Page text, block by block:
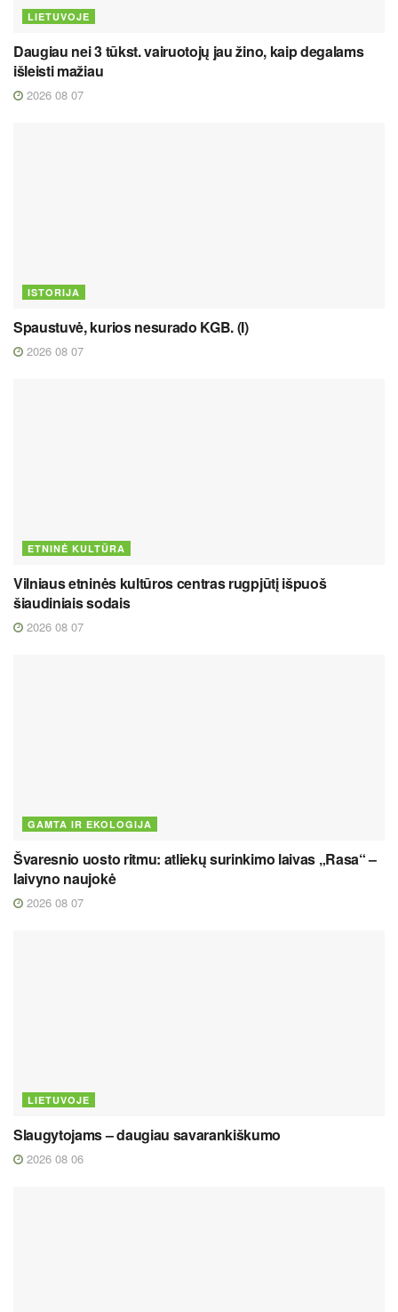
LIETUVOJE
Daugiau nei 3 tūkst. vairuotojų jau žino, kaip degalams
išleisti mažiau
2026 08 07
ISTORIJA
Spaustuvė, kurios nesurado KGB. (I)
2026 08 07
ETNINĖ KULTŪRA
Vilniaus etninės kultūros centras rugpjūtį išpuoš
šiaudiniais sodais
2026 08 07
GAMTA IR EKOLOGIJA
Švaresnio uosto ritmu: atliekų surinkimo laivas „Rasa“ –
laivyno naujokė
2026 08 07
LIETUVOJE
Slaugytojams – daugiau savarankiškumo
2026 08 06